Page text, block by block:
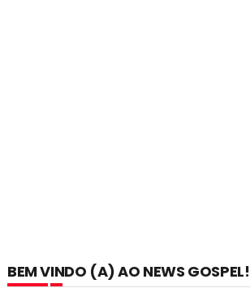
BEM VINDO (A) AO NEWS GOSPEL!